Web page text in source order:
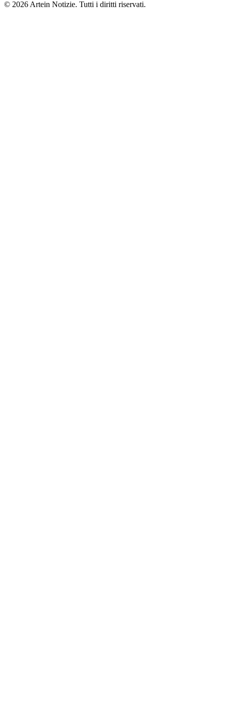
© 2026 Artein Notizie. Tutti i diritti riservati.